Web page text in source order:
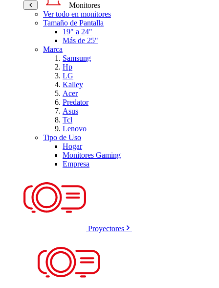
Monitores
Ver todo en monitores
Tamaño de Pantalla
19" a 24"
Más de 25"
Marca
Samsung
Hp
LG
Kalley
Acer
Predator
Asus
Tcl
Lenovo
Tipo de Uso
Hogar
Monitores Gaming
Empresa
Proyectores